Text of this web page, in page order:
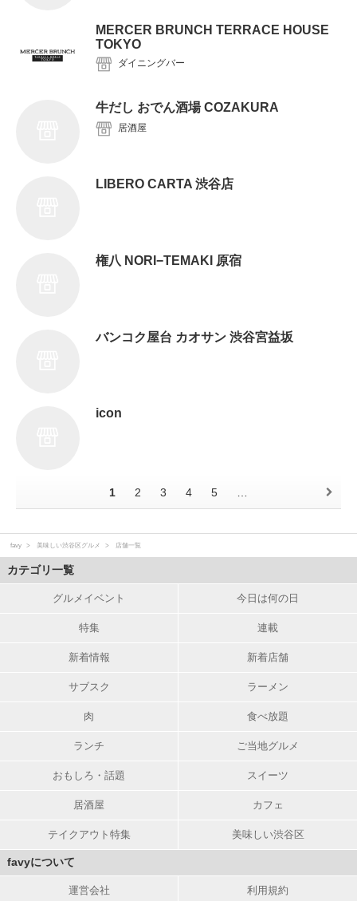
MERCER BRUNCH TERRACE HOUSE
TOKYO
ダイニングバー
牛だし おでん酒場 COZAKURA
居酒屋
LIBERO CARTA 渋谷店
権八 NORI−TEMAKI 原宿
バンコク屋台 カオサン 渋谷宮益坂
icon
1 2 3 4 5
favy 美味しい渋谷区グルメ 店舗一覧
カテゴリ一覧
グルメイベント 今日は何の日
特集 連載
新着情報 新着店舗
サブスク ラーメン
肉 食べ放題
ランチ ご当地グルメ
おもしろ・話題 スイーツ
居酒屋 カフェ
テイクアウト特集 美味しい渋谷区
favyについて
運営会社 利用規約